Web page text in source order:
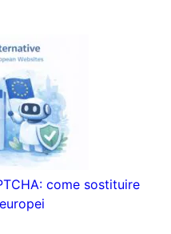
come sostituire